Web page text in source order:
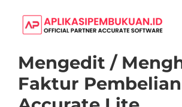
content
Mengedit /
Faktur